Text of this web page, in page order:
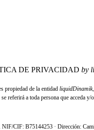
DE PRIVACIDAD by
propiedad de la entidad liquidDinamik
referirá a toda persona que acceda
NIF/CIF: B75144253 · Dirección: